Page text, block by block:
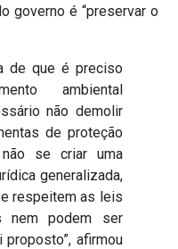
governo é “preservar o
de que é preciso
ambiental
não demolir
de proteção
se criar uma
generalizada,
respeitem as leis
nem podem ser
afirmou